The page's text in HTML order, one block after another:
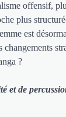
offensif,
plus
est
changements
?
et de